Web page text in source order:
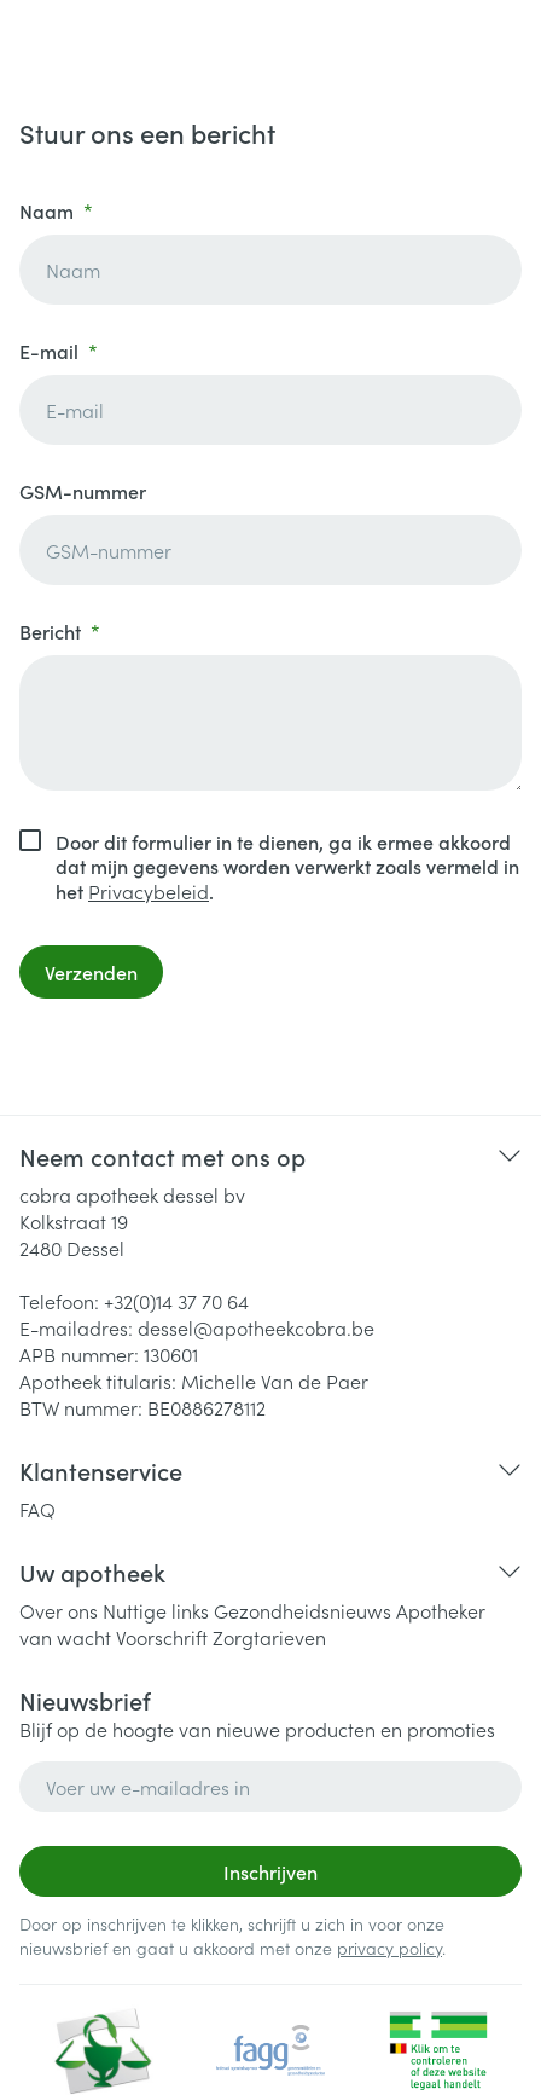
Stuur ons een bericht
Naam
E-mail
GSM-nummer
Bericht
Door dit formulier in te dienen, ga ik ermee akkoord
dat mijn gegevens worden verwerkt zoals vermeld in
het Privacybeleid.
Verzenden
Neem contact met ons op
cobra apotheek dessel bv
Kolkstraat 19
2480 Dessel
Telefoon: +32(0)14 37 70 64
E-mailadres: dessel@apotheekcobra.be
APB nummer: 130601
Apotheek titularis: Michelle Van de Paer
BTW nummer: BE0886278112
Klantenservice
FAQ
Uw apotheek
Over ons Nuttige links Gezondheidsnieuws Apotheker
van wachtVoorschriftZorgtarieven
Nieuwsbrief
Blijf op de hoogte van nieuwe producten en promoties
Inschrijven
Door op inschrijven te klikken, schrijft u zich in voor onze
nieuwsbrief en gaat u akkoord met onze privacy policy.